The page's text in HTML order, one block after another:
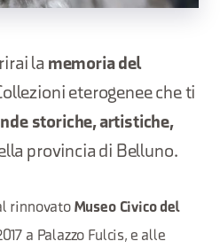
la memoria del
eterogenee che ti
storiche, artistiche,
provincia di Belluno.
rinnovato Museo Civico del
a Palazzo Fulcis, e alle